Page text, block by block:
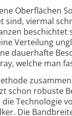
Oberflächen
viermal
beschichtet
Verteilung
dauerhafte
welche man
schon robuste
Technologie
Die